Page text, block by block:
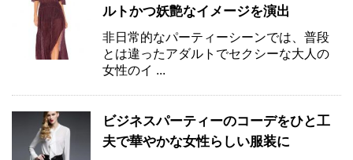
ルトかつ妖艶なイメージを演出
非日常的なパーティーシーンでは、普段
とは違ったアダルトでセクシーな大人の
女性のイ ...
ビジネスパーティーのコーデをひと工
夫で華やかな女性らしい服装に